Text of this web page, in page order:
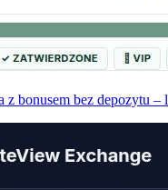
z bonusem bez depozytu – l